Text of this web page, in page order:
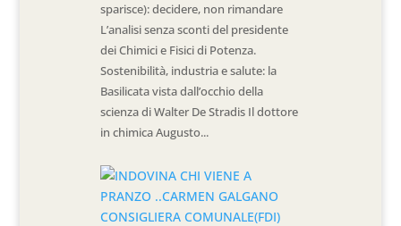
sparisce): decidere, non rimandare
L’analisi senza sconti del presidente
dei Chimici e Fisici di Potenza.
Sostenibilità, industria e salute: la
Basilicata vista dall’occhio della
scienza di Walter De Stradis Il dottore
in chimica Augusto...